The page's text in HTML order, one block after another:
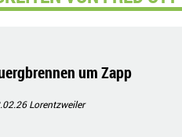
um Zapp
Lorentzweiler